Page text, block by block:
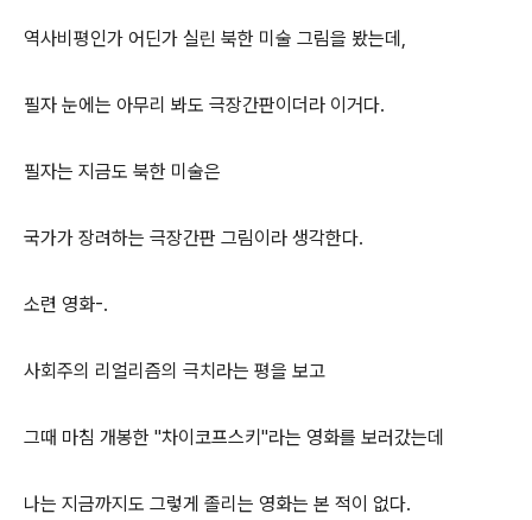
역사비평인가 어딘가 실린 북한 미술 그림을 봤는데,
필자 눈에는 아무리 봐도 극장간판이더라 이거다.
필자는 지금도 북한 미술은
국가가 장려하는 극장간판 그림이라 생각한다.
소련 영화-.
사회주의 리얼리즘의 극치라는 평을 보고
그때 마침 개봉한 "차이코프스키"라는 영화를 보러갔는데
나는 지금까지도 그렇게 졸리는 영화는 본 적이 없다.